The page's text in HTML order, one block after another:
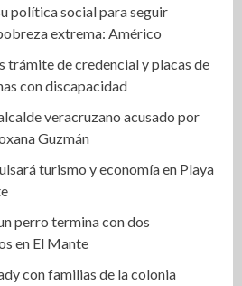
política social para seguir
extrema: Américo
trámite de credencial y placas de
con discapacidad
veracruzano acusado por
Guzmán
turismo y economía en Playa
perro termina con dos
en El Mante
con familias de la colonia